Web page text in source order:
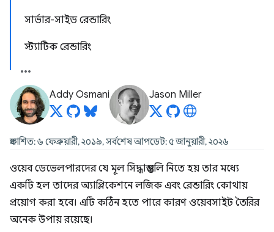
সার্ভার-সাইড রেন্ডারিং
স্ট্যাটিক রেন্ডারিং
Addy Osmani Jason Miller
প্রকাশিত: ৬ ফেব্রুয়ারী, ২০১৯, সর্বশেষ আপডেট: ৫ জানুয়ারী, ২০২৬
ওয়েব ডেভেলপারদের যে মূল সিদ্ধান্তগুলি নিতে হয় তার মধ্যে
একটি হল তাদের অ্যাপ্লিকেশনে লজিক এবং রেন্ডারিং কোথায়
প্রয়োগ করা হবে। এটি কঠিন হতে পারে কারণ ওয়েবসাইট তৈরির
অনেক উপায় রয়েছে।